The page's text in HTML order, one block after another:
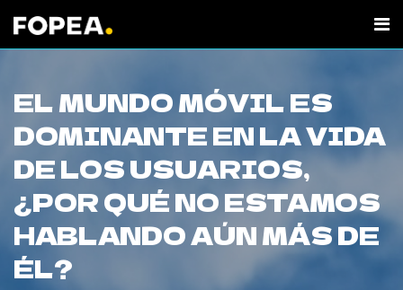
EL MUNDO MÓVIL ES
DOMINANTE EN LA VIDA
DE LOS USUARIOS,
¿POR QUÉ NO ESTAMOS
HABLANDO AÚN MÁS DE
ÉL?